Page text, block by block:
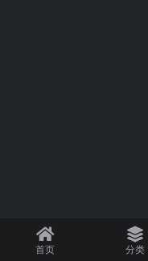
首页 分类